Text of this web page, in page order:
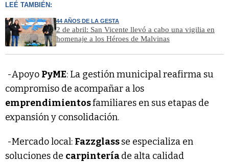
LEÉ TAMBIÉN:
44 AÑOS DE LA GESTA
2 de abril: San Vicente llevó a cabo una vigilia en
homenaje a los Héroes de Malvinas
-Apoyo PyME: La gestión municipal reafirma su
compromiso de acompañar a los
emprendimientosfamiliares en sus etapas de
expansión y consolidación.
-Mercado local: Fazzglassse especializa en
soluciones de carpinteríade alta calidad